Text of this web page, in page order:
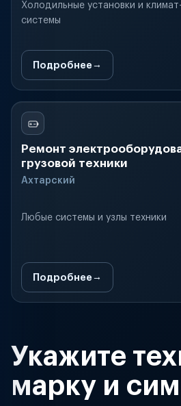
Холодильные установки и климат-
системы
Подробнее
Ремонт
грузовой техники
Ахтарский
Любые системы и узлы техники
Подробнее
Укажите
марку и